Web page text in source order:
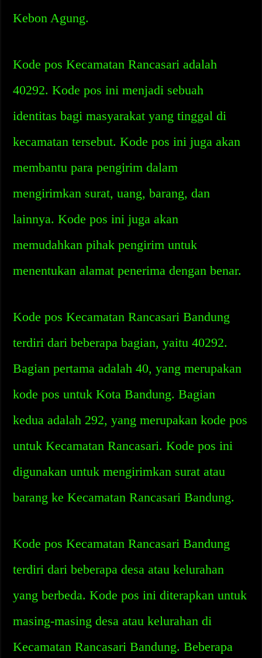
Kebon Agung.
Kode pos Kecamatan Rancasari adalah
40292. Kode pos ini menjadi sebuah
identitas bagi masyarakat yang tinggal di
kecamatan tersebut. Kode pos ini juga akan
membantu para pengirim dalam
mengirimkan surat, uang, barang, dan
lainnya. Kode pos ini juga akan
memudahkan pihak pengirim untuk
menentukan alamat penerima dengan benar.
Kode pos Kecamatan Rancasari Bandung
terdiri dari beberapa bagian, yaitu 40292.
Bagian pertama adalah 40, yang merupakan
kode pos untuk Kota Bandung. Bagian
kedua adalah 292, yang merupakan kode pos
untuk Kecamatan Rancasari. Kode pos ini
digunakan untuk mengirimkan surat atau
barang ke Kecamatan Rancasari Bandung.
Kode pos Kecamatan Rancasari Bandung
terdiri dari beberapa desa atau kelurahan
yang berbeda. Kode pos ini diterapkan untuk
masing-masing desa atau kelurahan di
Kecamatan Rancasari Bandung. Beberapa